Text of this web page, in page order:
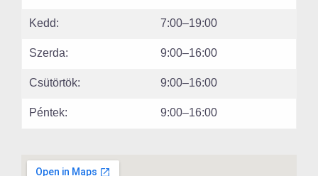
Kedd: 7:00–19:00
Szerda: 9:00–16:00
Csütörtök: 9:00–16:00
Péntek: 9:00–16:00